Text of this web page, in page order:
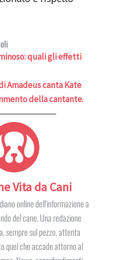
quali gli effetti
Amadeus canta Kate
della cantante.
Vita da Cani
online dell'informazione a
del cane. Una redazione
sempre sul pezzo, attenta
quel che accade attorno al